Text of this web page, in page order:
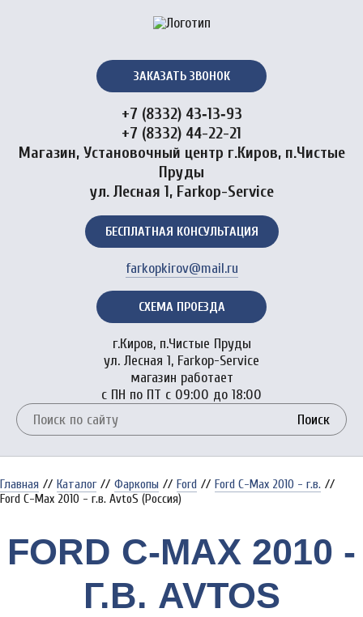
ЗАКАЗАТЬ ЗВОНОК
+7 (8332) 43‑13‑93
+7 (8332) 44-22-21
Магазин, Установочный центр г.Киров, п.Чистые
Пруды
ул. Лесная 1, Farkop-Service
БЕСПЛАТНАЯ КОНСУЛЬТАЦИЯ
farkopkirov@mail.ru
СХЕМА ПРОЕЗДА
г.Киров, п.Чистые Пруды
ул. Лесная 1, Farkop-Service
магазин работает
с ПН по ПТ с 09:00 до 18:00
Поиск
Главная // Каталог // Фаркопы // Ford // Ford C-Max 2010 - г.в. //
Ford C-Max 2010 - г.в. AvtoS (Россия)
FORD C-MAX 2010 -
Г.В. AVTOS